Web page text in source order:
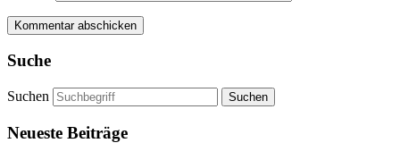
Suche
Suchen
Neueste Beiträge